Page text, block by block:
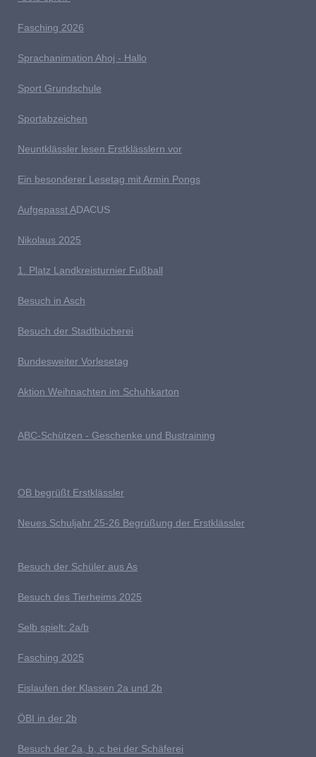
Fasching 2026
Sprachanimation Ahoj - Hallo
Sport Grundschule
Sportabzeichen
Neuntklässler lesen Erstklässlern vor
Ein besonderer Lesetag mit Armin Pongs
Aufgepasst ADACUS
Nikolaus 2025
1. Platz Landkreisturnier Fußball
Besuch in Asch
Besuch der Stadtbücherei
Bundesweiter Vorlesetag
Aktion Weihnachten im Schuhkarton
ABC-Schützen - Geschenke und Bustraining
OB begrüßt Erstklässler
Neues Schuljahr 25-26 Begrüßung der Erstklässler
Besuch der Schüler aus As
Besuch des Tierheims 2025
Selb spielt: 2a/b
Fasching 2025
Eislaufen der Klassen 2a und 2b
ÖBI in der 2b
Besuch der 2a, b, c bei der Schäferei